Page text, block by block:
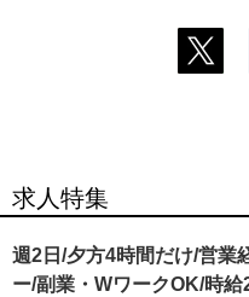
求人特集
週2日/夕方4時間だけ/営業
ー/副業・WワークOK/時給